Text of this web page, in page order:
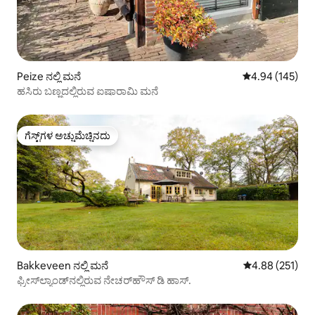
Peize ನಲ್ಲಿ ಮನೆ 5 ರಲ್ಲಿ 4.94
4.94 (145)
ಹಸಿರು ಬಣ್ಣದಲ್ಲಿರುವ ಐಷಾರಾಮಿ ಮನೆ
ಗೆಸ್ಟ್‌ಗಳ ಅಚ್ಚುಮೆಚ್ಚಿನದು
ಗೆಸ್ಟ್‌ಗಳ ಅಚ್ಚುಮೆಚ್ಚಿನದು
Bakkeveen ನಲ್ಲಿ ಮನೆ 5 ರಲ್ಲಿ 4.88
4.88 (251)
ಫ್ರೀಸ್‌ಲ್ಯಾಂಡ್‌ನಲ್ಲಿರುವ ನೇಚರ್‌ಹೌಸ್ ಡಿ ಹಾಸ್.